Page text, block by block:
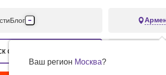
Блог
Производители
Партнеры
Ваш регион Москва?